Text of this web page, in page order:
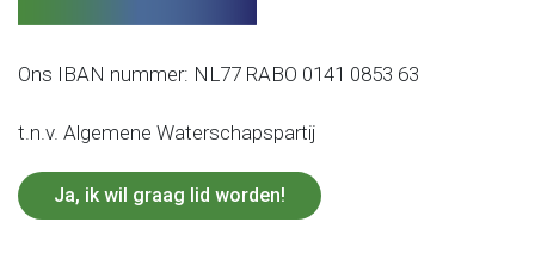
Ons IBAN nummer: NL77 RABO 0141 0853 63
t.n.v. Algemene Waterschapspartij
Ja, ik wil graag lid worden!